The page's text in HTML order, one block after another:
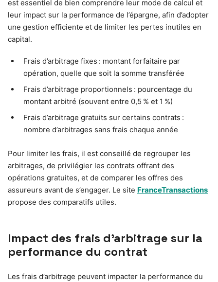
est essentiel de bien comprendre leur mode de calcul et
leur impact sur la performance de l’épargne, afin d’adopter
une gestion efficiente et de limiter les pertes inutiles en
capital.
Frais d’arbitrage fixes : montant forfaitaire par
opération, quelle que soit la somme transférée
Frais d’arbitrage proportionnels : pourcentage du
montant arbitré (souvent entre 0,5 % et 1 %)
Frais d’arbitrage gratuits sur certains contrats :
nombre d’arbitrages sans frais chaque année
Pour limiter les frais, il est conseillé de regrouper les
arbitrages, de privilégier les contrats offrant des
opérations gratuites, et de comparer les offres des
assureurs avant de s’engager. Le site FranceTransactions
propose des comparatifs utiles.
Impact des frais d’arbitrage sur la
performance du contrat
Les frais d’arbitrage peuvent impacter la performance du